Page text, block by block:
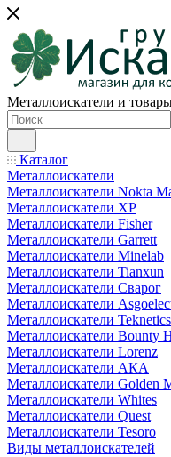
Металлоискатели и
Каталог
Металлоискатели
Металлоискатели Nokta
Металлоискатели XP
Металлоискатели Fisher
Металлоискатели Garrett
Металлоискатели Minelab
Металлоискатели Tianxun
Металлоискатели Сварог
Металлоискатели
Металлоискатели Teknetics
Металлоискатели Bounty
Металлоискатели Lorenz
Металлоискатели АКА
Металлоискатели Golden
Металлоискатели Whites
Металлоискатели Quest
Металлоискатели Tesoro
Виды металлоискателей